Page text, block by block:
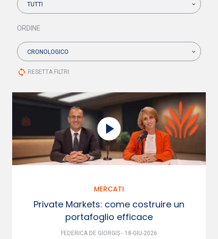
TUTTI
ORDINE
CRONOLOGICO
sync RESETTA FILTRI
MERCATI
Private Markets: come costruire un
portafoglio efficace
FEDERICA DE GIORGIS - 18-GIU-2026